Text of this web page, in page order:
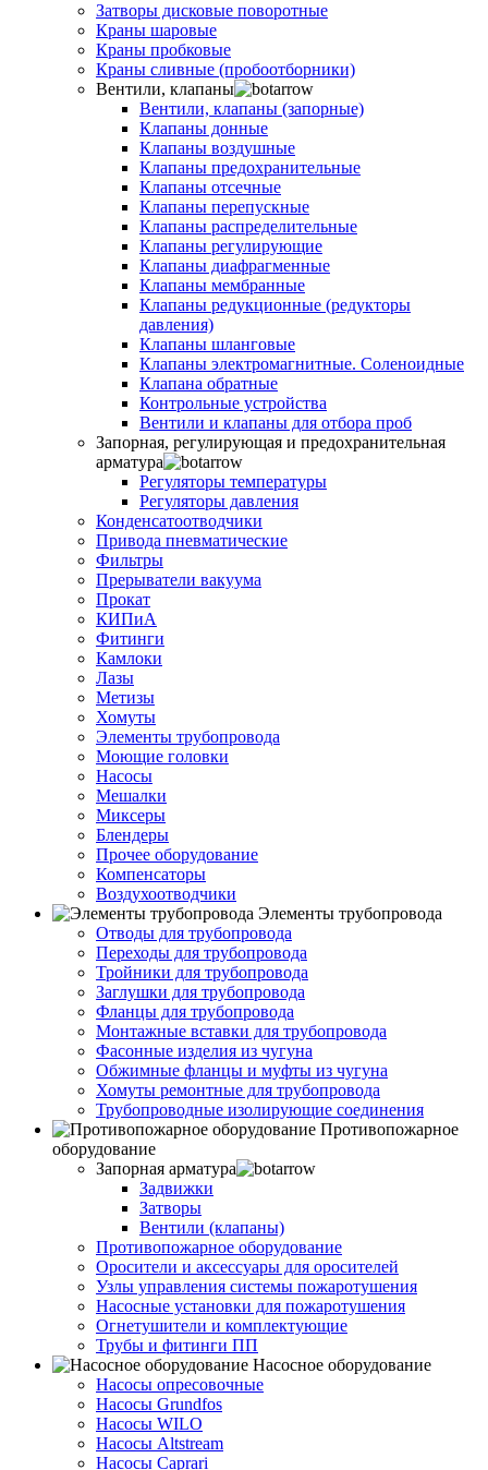
Затворы дисковые поворотные
Краны шаровые
Краны пробковые
Краны сливные (пробоотборники)
Вентили, клапаны
Вентили, клапаны (запорные)
Клапаны донные
Клапаны воздушные
Клапаны предохранительные
Клапаны отсечные
Клапаны перепускные
Клапаны распределительные
Клапаны регулирующие
Клапаны диафрагменные
Клапаны мембранные
Клапаны редукционные (редукторы
давления)
Клапаны шланговые
Клапаны электромагнитные. Соленоидные
Клапана обратные
Контрольные устройства
Вентили и клапаны для отбора проб
Запорная, регулирующая и предохранительная
арматура
Регуляторы температуры
Регуляторы давления
Конденсатоотводчики
Привода пневматические
Фильтры
Прерыватели вакуума
Прокат
КИПиА
Фитинги
Камлоки
Лазы
Метизы
Хомуты
Элементы трубопровода
Моющие головки
Насосы
Мешалки
Миксеры
Блендеры
Прочее оборудование
Компенсаторы
Воздухоотводчики
Элементы трубопровода
Отводы для трубопровода
Переходы для трубопровода
Тройники для трубопровода
Заглушки для трубопровода
Фланцы для трубопровода
Монтажные вставки для трубопровода
Фасонные изделия из чугуна
Обжимные фланцы и муфты из чугуна
Хомуты ремонтные для трубопровода
Трубопроводные изолирующие соединения
Противопожарное
оборудование
Запорная арматура
Задвижки
Затворы
Вентили (клапаны)
Противопожарное оборудование
Оросители и аксессуары для оросителей
Узлы управления системы пожаротушения
Насосные установки для пожаротушения
Огнетушители и комплектующие
Трубы и фитинги ПП
Насосное оборудование
Насосы опресовочные
Насосы Grundfos
Насосы WILO
Насосы Altstream
Насосы Caprari